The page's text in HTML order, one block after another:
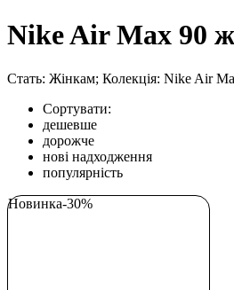
Nike Air Max 90
Стать: Жінкам; Колекція: Nike Air
Сортувати:
дешевше
дорожче
нові надходження
популярність
Новинка-30%